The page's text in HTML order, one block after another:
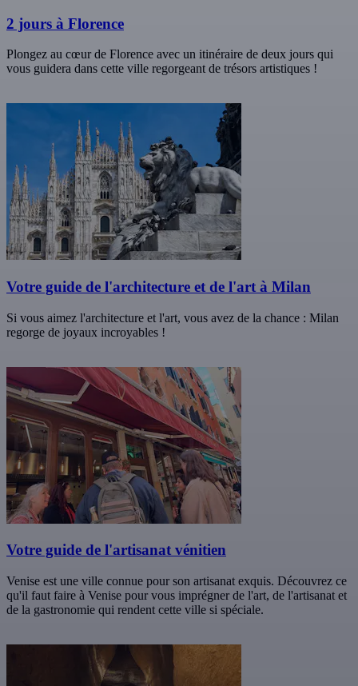
2 jours à Florence
Plongez au cœur de Florence avec un itinéraire de deux jours qui
vous guidera dans cette ville regorgeant de trésors artistiques !
Votre guide de l'architecture et de l'art à Milan
Si vous aimez l'architecture et l'art, vous avez de la chance : Milan
regorge de joyaux incroyables !
Votre guide de l'artisanat vénitien
Venise est une ville connue pour son artisanat exquis. Découvrez ce
qu'il faut faire à Venise pour vous imprégner de l'art, de l'artisanat et
de la gastronomie qui rendent cette ville si spéciale.